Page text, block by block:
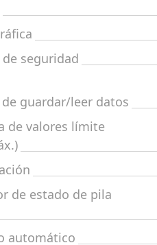
seguridad
guardar/leer datos
de valores límite
de estado de pila
automático